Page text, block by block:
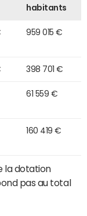
habitants
959 015 €
398 701 €
61 559 €
160 419 €
la dotation
pas au total